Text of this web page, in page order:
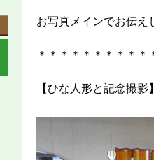
お写真メインでお伝
＊＊＊＊＊＊＊＊＊
【ひな人形と記念撮影